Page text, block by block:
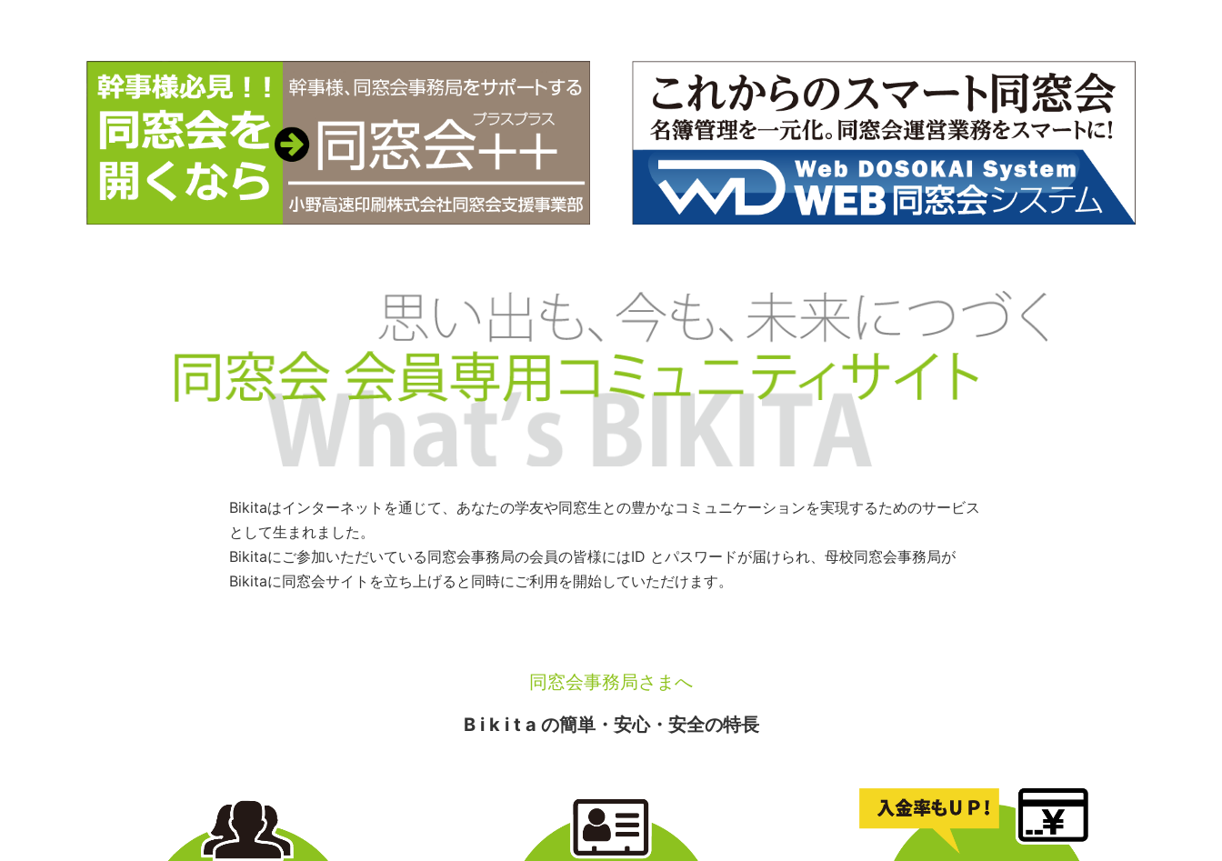
Bikitaはインターネットを通じて、あなたの学友や同窓生との豊かなコミュニケーションを実現するためのサービス
として生まれました。
Bikitaにご参加いただいている同窓会事務局の会員の皆様にはID とパスワードが届けられ、母校同窓会事務局が
Bikitaに同窓会サイトを立ち上げると同時にご利用を開始していただけます。
同窓会事務局さまへ
B i k i t a の簡単・安心・安全の特長